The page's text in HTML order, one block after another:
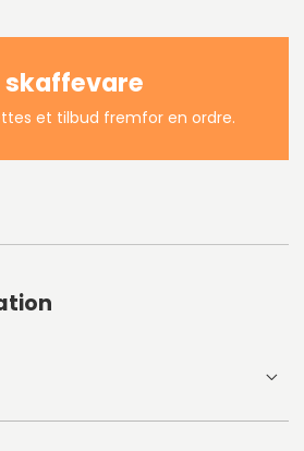
skaffevare
et tilbud fremfor en ordre.